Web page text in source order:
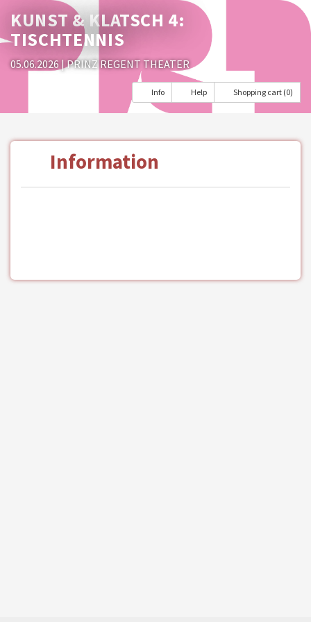
KUNST & KLATSCH 4:
TISCHTENNIS
05.06.2026 | PRINZ REGENT THEATER
Info Help Shopping cart (0)
Information